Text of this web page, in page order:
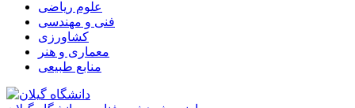
علوم ریاضی
فنی و مهندسی
کشاورزی
معماری و هنر
منابع طبیعی